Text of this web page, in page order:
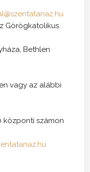
Bethlen
vagy az alábbi
központi számon